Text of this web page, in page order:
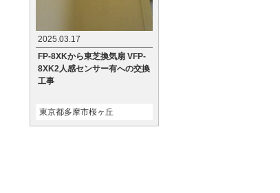
2025.03.17
FP-8XKから東芝換気扇 VFP-
8XK2人感センサー有への交換
工事
東京都多摩市桜ヶ丘